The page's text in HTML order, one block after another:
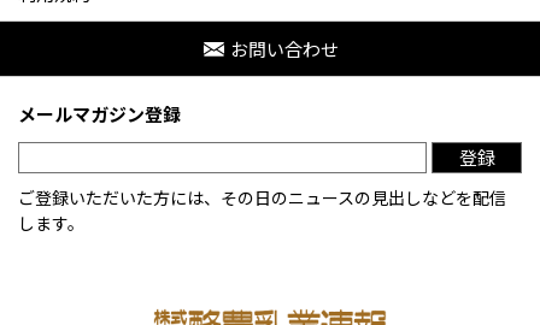
お問い合わせ
メールマガジン登録
登録
ご登録いただいた方には、その日のニュースの見出しなどを配信
します。